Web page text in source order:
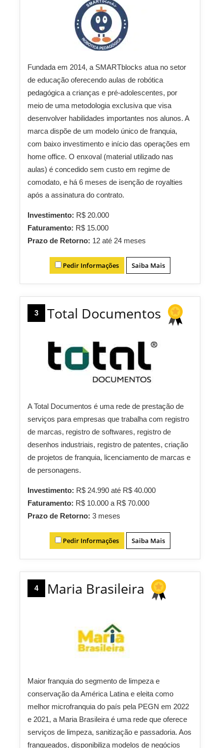
Fundada em 2014, a SMARTblocks atua no setor
de educação oferecendo aulas de robótica
pedagógica a crianças e pré-adolescentes, por
meio de uma metodologia exclusiva que visa
desenvolver habilidades importantes nos alunos. A
marca dispõe de um modelo único de franquia,
com baixo investimento e início das operações em
home office. O enxoval (material utilizado nas
aulas) é concedido sem custo em regime de
comodato, e há 6 meses de isenção de royalties
após a assinatura do contrato.
Investimento: R$ 20.000
Faturamento: R$ 15.000
Prazo de Retorno: 12 até 24 meses
Pedir Informações Saiba Mais
3 Total Documentos
A Total Documentos é uma rede de prestação de
serviços para empresas que trabalha com registro
de marcas, registro de softwares, registro de
desenhos industriais, registro de patentes, criação
de projetos de franquia, licenciamento de marcas e
de personagens.
Investimento: R$ 24.990 até R$ 40.000
Faturamento: R$ 10.000 a R$ 70.000
Prazo de Retorno: 3 meses
Pedir Informações Saiba Mais
4 Maria Brasileira
Maior franquia do segmento de limpeza e
conservação da América Latina e eleita como
melhor microfranquia do país pela PEGN em 2022
e 2021, a Maria Brasileira é uma rede que oferece
serviços de limpeza, sanitização e passadoria. Aos
franqueados, disponibiliza modelos de negócios